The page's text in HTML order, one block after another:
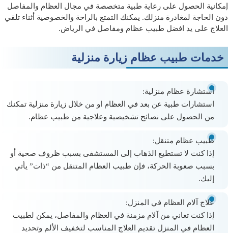
إمكانية الحصول على رعاية طبية متخصصة في مجال العظام والمفاصل
دون الحاجة لمغادرة منزلك. يمكنك التمتع بالراحة والخصوصية أثناء تلقي
العلاج على يد
افضل طبيب عظام ومفاصل في الرياض.
خدمات طبيب عظام زيارة منزلية
استشارة عظام منزلية:
استشارات طبية عن بعد في العظام او من خلال زيارة منزلية تمكنك
من الحصول على نصائح تشخيصية وعلاجية من طبيب عظام.
طبيب عظام متنقل:
إذا كنت لا تستطيع الذهاب إلى المستشفى بسبب ظروف صحية أو
بسبب صعوبة الحركة، فإن طبيب العظام المتنقل من “ذات” يأتي
إليك.
علاج آلام العظام في المنزل:
إذا كنت تعاني من آلام مزمنة في العظام والمفاصل، يمكن لطبيب
العظام في المنزل تقديم العلاج المناسب لتخفيف الألم وتحديد